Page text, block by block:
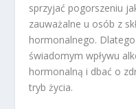
sprzyjać pogorszeniu
zauważalne u osób z
hormonalnego.
świadomym wpływu
hormonalną i dbać o
tryb życia.